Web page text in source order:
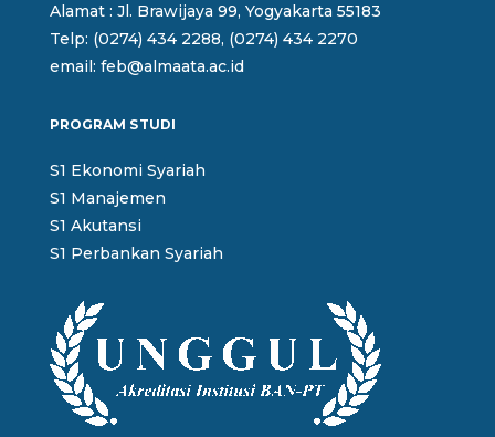
Alamat : Jl. Brawijaya 99, Yogyakarta 55183
Telp: (0274) 434 2288, (0274) 434 2270
email: feb@almaata.ac.id
PROGRAM STUDI
S1 Ekonomi Syariah
S1 Manajemen
S1 Akutansi
S1 Perbankan Syariah